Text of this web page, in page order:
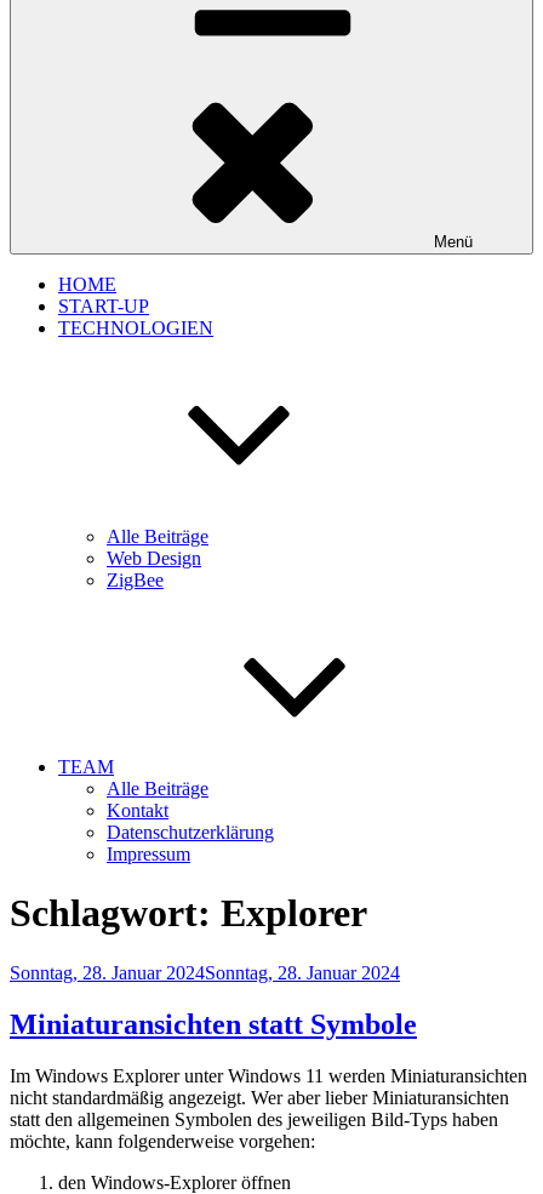
Menü
HOME
START-UP
TECHNOLOGIEN
Alle Beiträge
Web Design
ZigBee
TEAM
Alle Beiträge
Kontakt
Datenschutzerklärung
Impressum
Schlagwort: Explorer
Veröffentlicht
Sonntag, 28. Januar 2024Sonntag, 28. Januar 2024
Miniaturansichten statt Symbole
Im Windows Explorer unter Windows 11 werden Miniaturansichten
nicht standardmäßig angezeigt. Wer aber lieber Miniaturansichten
statt den allgemeinen Symbolen des jeweiligen Bild-Typs haben
möchte, kann folgenderweise vorgehen:
den Windows-Explorer öffnen